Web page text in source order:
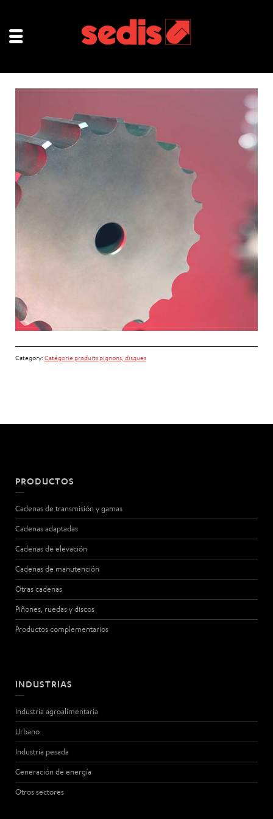
Category: Catégorie produits pignons, disques
PRODUCTOS
Cadenas de transmisión y gamas
Cadenas adaptadas
Cadenas de elevación
Cadenas de manutención
Otras cadenas
Piñones, ruedas y discos
Productos complementarios
INDUSTRIAS
Industria agroalimentaria
Urbano
Industria pesada
Generación de energía
Otros sectores